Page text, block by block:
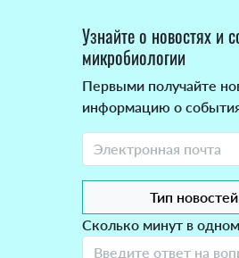
Узнайте о новостях и
микробиологии
Первыми получайте
информацию о
Тип новостей
Сколько минут в